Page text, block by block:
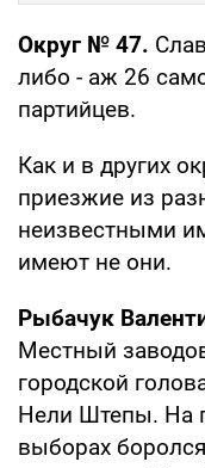
Округ № 47.
либо - аж 26
партийцев.
Как и в других
приезжие из
неизвестными
имеют не они.
Рыбачук
Местный
городской
Нели Штепы. На
выборах